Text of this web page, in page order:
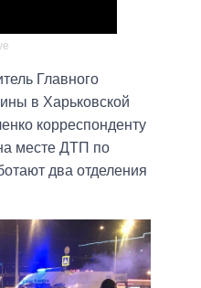
Главного
в Харьковской
корреспонденту
месте ДТП по
два отделения